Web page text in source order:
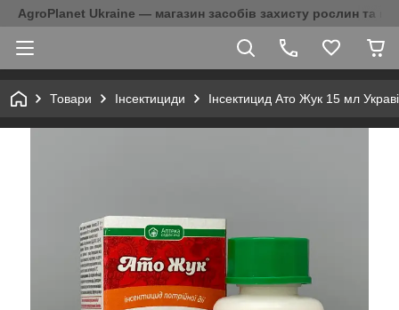
AgroPlanet Ukraine — магазин засобів захисту рослин та
Товари Інсектициди Інсектицид Ато Жук 15 мл